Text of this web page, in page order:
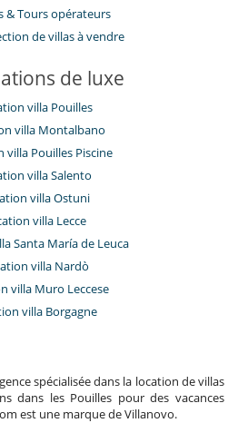
& Tours opérateurs
de villas à vendre
de luxe
villa Pouilles
villa Montalbano
villa Pouilles Piscine
villa Salento
villa Ostuni
villa Lecce
Santa María de Leuca
villa Nardò
villa Muro Leccese
villa Borgagne
spécialisée dans la location de villas
dans les Pouilles pour des vacances
est une marque de Villanovo.